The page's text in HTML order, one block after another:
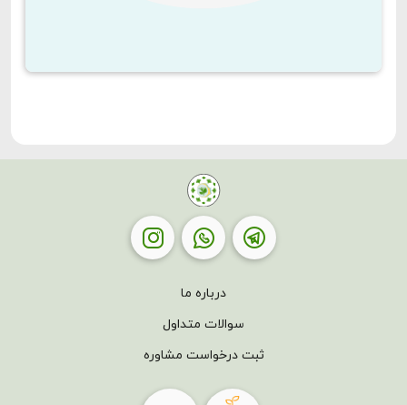
درباره ما
سوالات متداول
ثبت درخواست مشاوره